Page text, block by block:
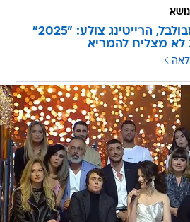
הצופה מבולבל, הרייטינג צולע: "2025"
מצליח להמריא